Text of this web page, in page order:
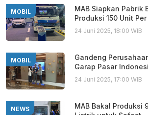
MOBIL
MAB Siapkan Pabrik
Produksi 150 Unit
24 Juni 2025, 18:00 WIB
MOBIL
Gandeng
Garap Pasar
24 Juni 2025, 17:00 WIB
NEWS
MAB Bakal Produksi